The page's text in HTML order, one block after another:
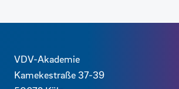
Kontaktdaten und
VDV-Akademie
Kamekestraße 37-39